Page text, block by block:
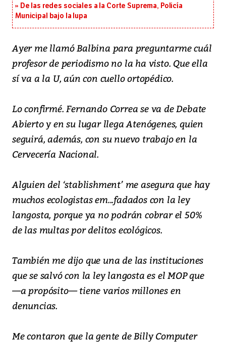
De las redes sociales a la Corte Suprema, Policía
Municipal bajo la lupa
Ayer me llamó Balbina para preguntarme cuál
profesor de periodismo no la ha visto. Que ella
sí va a la U, aún con cuello ortopédico.
Lo confirmé. Fernando Correa se va de Debate
Abierto y en su lugar llega Atenógenes, quien
seguirá, además, con su nuevo trabajo en la
Cervecería Nacional.
Alguien del ‘stablishment’ me asegura que hay
muchos ecologistas em...fadados con la ley
langosta, porque ya no podrán cobrar el 50%
de las multas por delitos ecológicos.
También me dijo que una de las instituciones
que se salvó con la ley langosta es el MOP que
—a propósito— tiene varios millones en
denuncias.
Me contaron que la gente de Billy Computer